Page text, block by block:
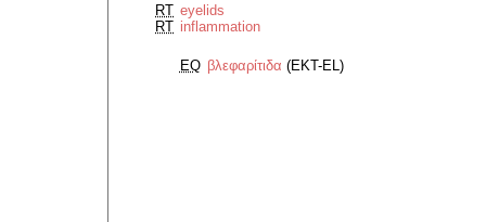
RT eyelids
RT inflammation
EQ βλεφαρίτιδα (EKT-EL)